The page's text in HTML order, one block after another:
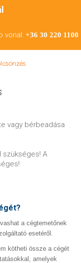
vonal: +36 30 220 1100
vagy bérbeadása
szükséges! A
a cégtemetőnek
esetéről.
kötheti össze a cégét
amelyek